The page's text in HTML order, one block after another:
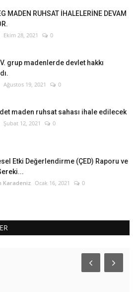
MADEN RUHSAT İHALELERİNE DEVAM
Ekim 28, 2021 0
grup madenlerde devlet hakkı
Ağustos 19, 2021 0
maden ruhsat sahası ihale edilecek
Şubat 12, 2021 0
Etki Değerlendirme (ÇED) Raporu ve
Karadeniz Ocak 16, 2021 0